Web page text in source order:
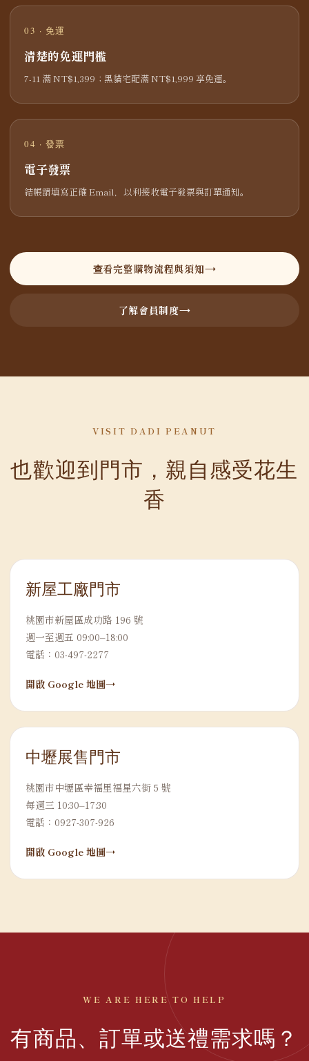
03 · 免運
清楚的免運門檻
7-11 滿 NT$1,399；黑貓宅配滿 NT$1,999 享免運。
04 · 發票
電子發票
結帳請填寫正確 Email，以利接收電子發票與訂單通知。
查看完整購物流程與須知
了解會員制度
VISIT DADI PEANUT
也歡迎到門市，親自感受花生
香
新屋工廠門市
桃園市新屋區成功路 196 號
週一至週五 09:00–18:00
電話：03-497-2277
開啟 Google 地圖
中壢展售門市
桃園市中壢區幸福里福星六街 5 號
每週三 10:30–17:30
電話：0927-307-926
開啟 Google 地圖
WE ARE HERE TO HELP
有商品、訂單或送禮需求嗎？